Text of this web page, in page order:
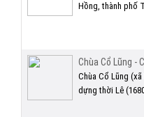
Hồng, thành phố
Chùa Cổ Lũng -
Chùa Cổ Lũng
dựng thời Lê